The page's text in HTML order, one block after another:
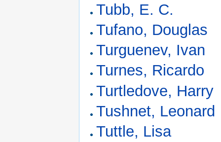
Tubb, E. C.
Tufano, Douglas
Turguenev, Ivan
Turnes, Ricardo
Turtledove, Harry
Tushnet, Leonard
Tuttle, Lisa